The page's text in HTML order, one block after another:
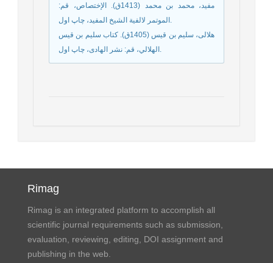
مفيد، محمد بن محمد (1413ق). الإختصاص، قم:
الموتمر لالفية الشيخ المفيد‏، چاپ اول.
هلالی، سلیم بن قیس (1405ق). كتاب سليم بن قيس
الهلالي، قم: نشر الهادی‏، چاپ اول.
Rimag
Rimag is an integrated platform to accomplish all
scientific journal requirements such as submission,
evaluation, reviewing, editing, DOI assignment and
publishing in the web.